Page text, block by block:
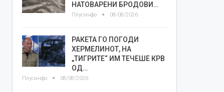
НАТОВАРЕНИ БРОДОВИ…
Плусинфо 08/08/2026
РАКЕТА ГО ПОГОДИ
ХЕРМЕЛИНОТ, НА
„ТИГРИТЕ“ ИМ ТЕЧЕШЕ КРВ
ОД…
Плусинфо 08/08/2026